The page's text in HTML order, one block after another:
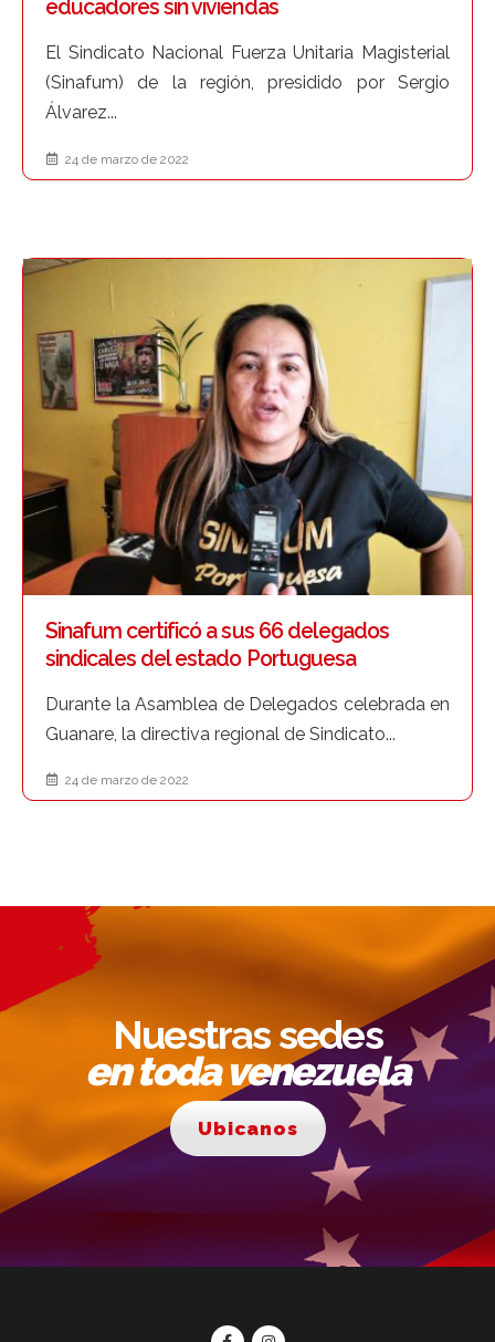
educadores sin viviendas
El Sindicato Nacional Fuerza Unitaria Magisterial
(Sinafum) de la región, presidido por Sergio
Álvarez...
24 de marzo de 2022
Sinafum certificó a sus 66 delegados
sindicales del estado Portuguesa
Durante la Asamblea de Delegados celebrada en
Guanare, la directiva regional de Sindicato...
24 de marzo de 2022
Nuestras sedes
en toda venezuela
Ubicanos